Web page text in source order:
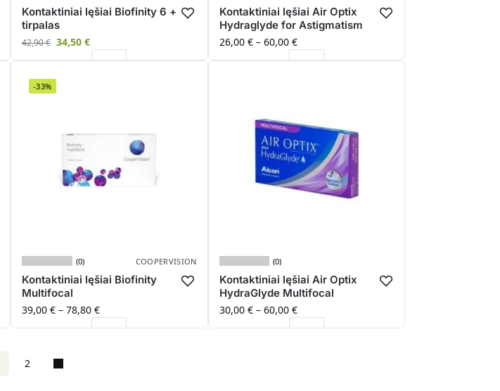
Kontaktiniai lęšiai Biofinity 6 +
tirpalas
42,90€ 34,50 €
Kontaktiniai lęšiai Air Optix
Hydraglyde for Astigmatism
26,00 € – 60,00 €
-33%
(0) COOPERVISION
Kontaktiniai lęšiai Biofinity
Multifocal
39,00 € – 78,80 €
(0)
Kontaktiniai lęšiai Air Optix
HydraGlyde Multifocal
30,00 € – 60,00 €
2